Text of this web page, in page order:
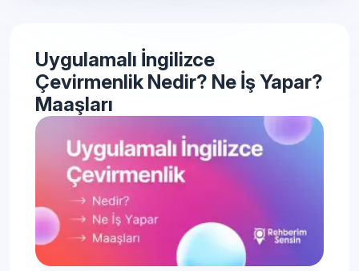
Uygulamalı İngilizce
Çevirmenlik Nedir? Ne İş Yapar?
Maaşları